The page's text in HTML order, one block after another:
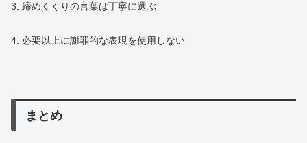
3. 締めくくりの言葉は丁寧に選ぶ
4. 必要以上に謝罪的な表現を使用しない
まとめ